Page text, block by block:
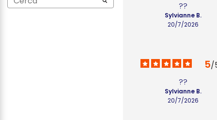
??
20/7/2026
Sylvianne B.
5/
??
20/7/2026
Sylvianne B.